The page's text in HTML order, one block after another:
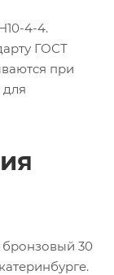
4-4.
ГОСТ
при
30